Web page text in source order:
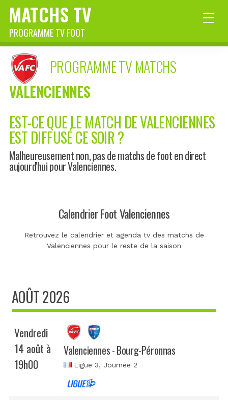
MATCHS TV
PROGRAMME TV FOOT
PROGRAMME TV MATCHS
VALENCIENNES
EST-CE QUE LE MATCH DE VALENCIENNES
EST DIFFUSÉ CE SOIR ?
Malheureusement non, pas de matchs de foot en direct
aujourd'hui pour Valenciennes.
Calendrier Foot Valenciennes
Retrouvez le calendrier et agenda tv des matchs de
Valenciennes pour le reste de la saison
AOÛT 2026
Vendredi
14 août à
19h00
Valenciennes - Bourg-Péronnas
Ligue 3, Journée 2